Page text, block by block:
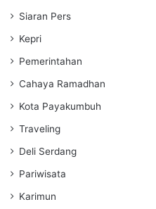
Siaran Pers
Kepri
Pemerintahan
Cahaya Ramadhan
Kota Payakumbuh
Traveling
Deli Serdang
Pariwisata
Karimun